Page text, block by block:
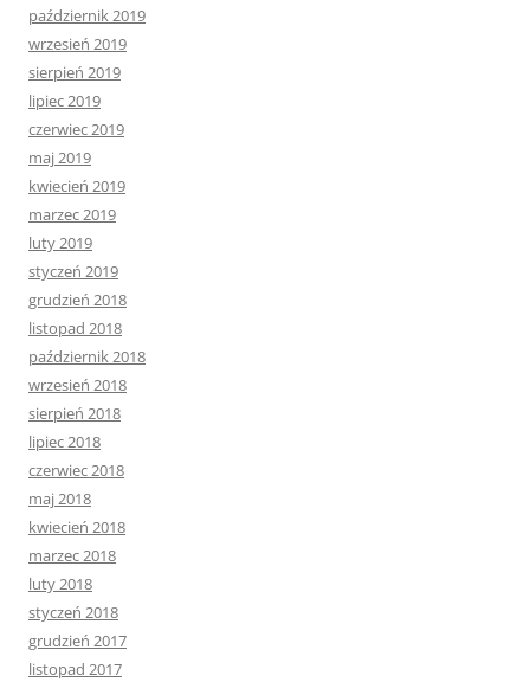
październik 2019
wrzesień 2019
sierpień 2019
lipiec 2019
czerwiec 2019
maj 2019
kwiecień 2019
marzec 2019
luty 2019
styczeń 2019
grudzień 2018
listopad 2018
październik 2018
wrzesień 2018
sierpień 2018
lipiec 2018
czerwiec 2018
maj 2018
kwiecień 2018
marzec 2018
luty 2018
styczeń 2018
grudzień 2017
listopad 2017